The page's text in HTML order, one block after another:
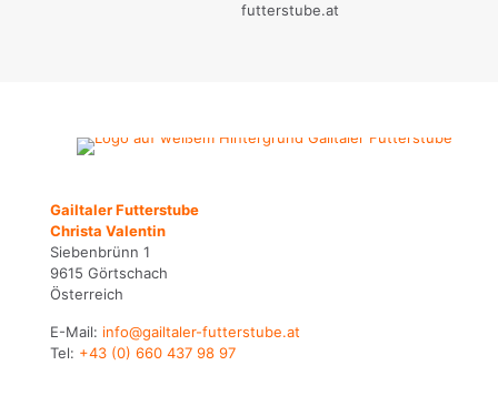
futterstube.at
Gailtaler Futterstube
Christa Valentin
Siebenbrünn 1
9615 Görtschach
Österreich
E-Mail: info@gailtaler-futterstube.at
Tel: +43 (0) 660 437 98 97